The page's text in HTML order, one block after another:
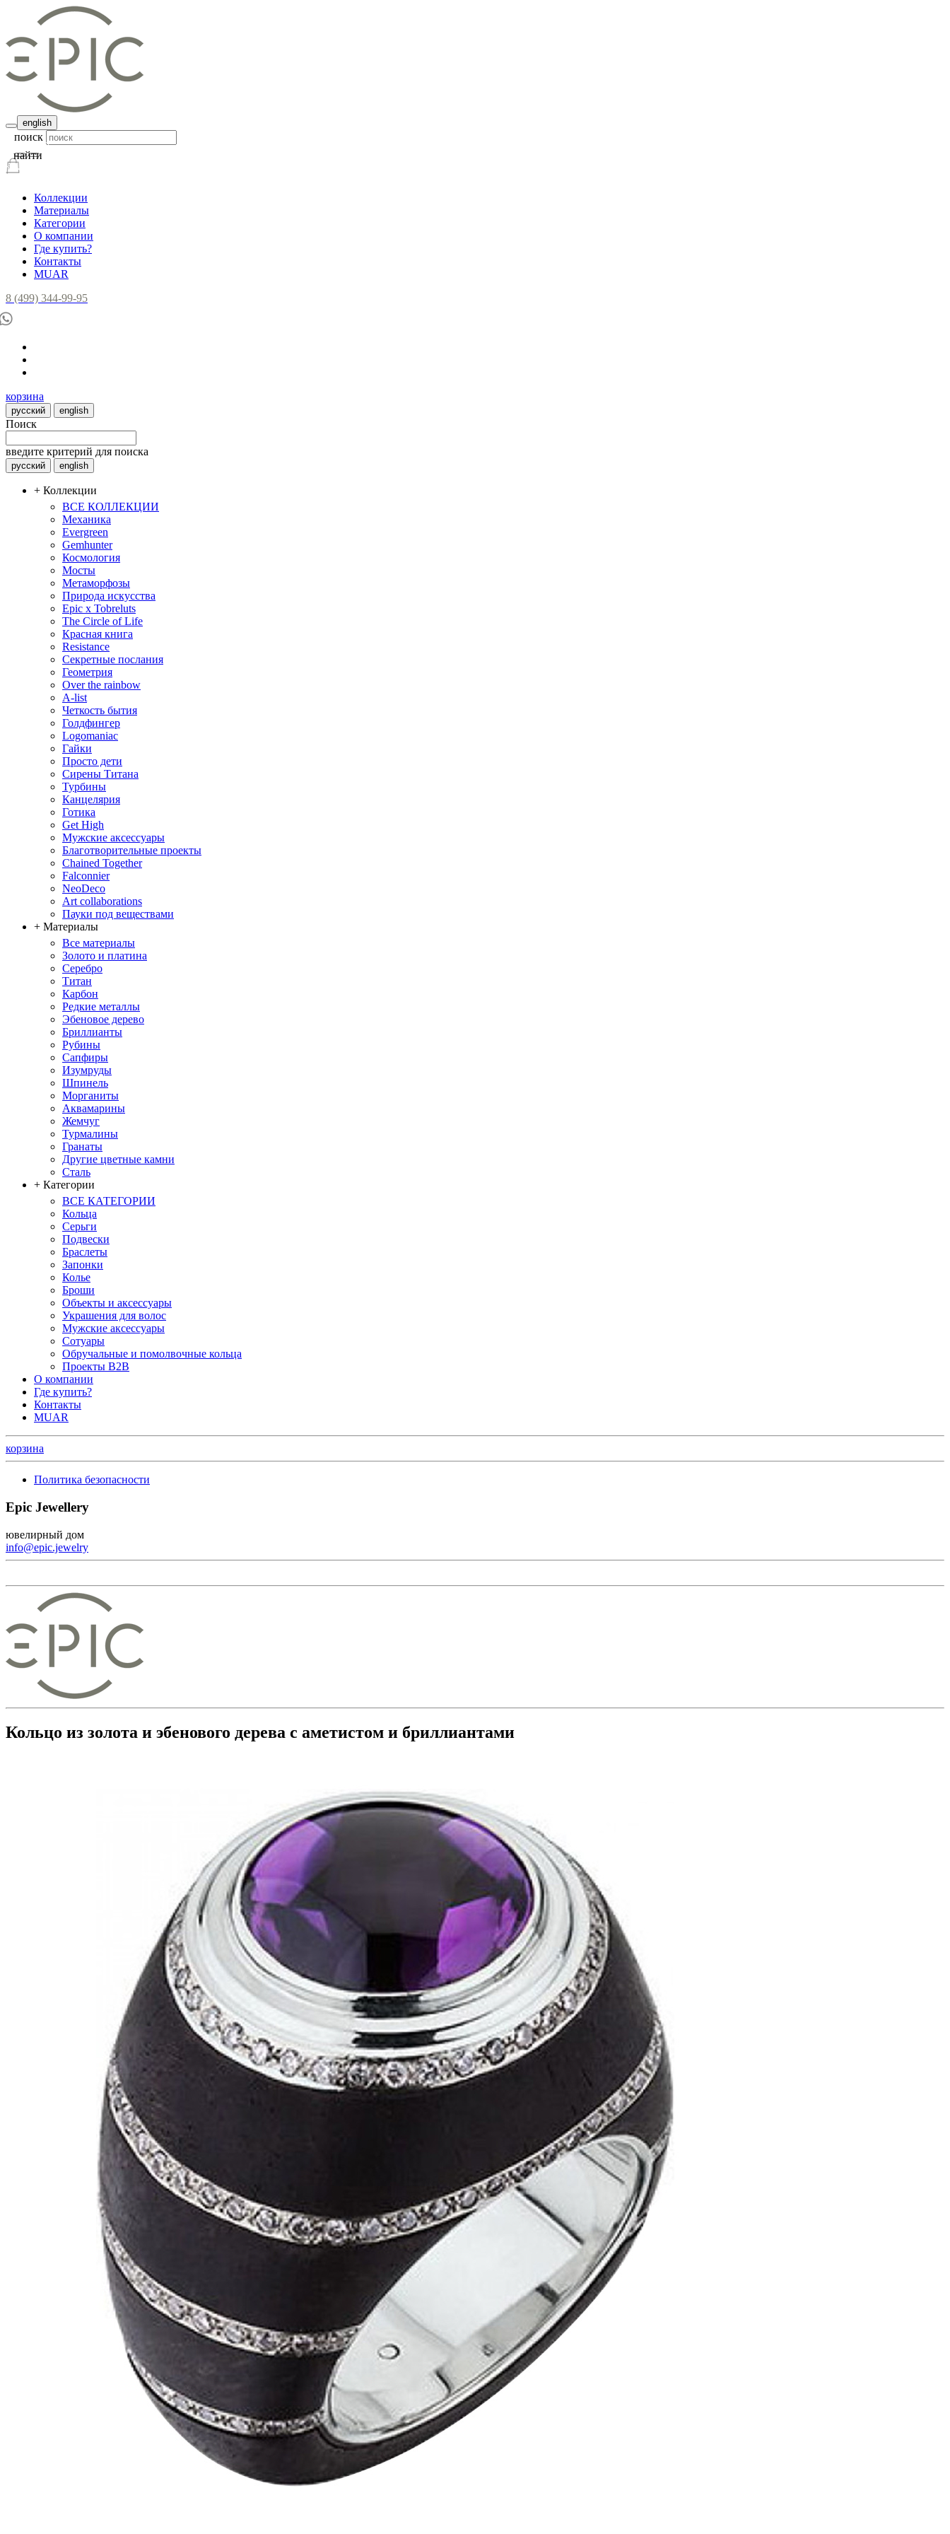
english
поиск
Коллекции
Материалы
Категории
О компании
Где купить?
Контакты
MUAR
8 (499) 344-99-95
корзина
русский english
Поиск
найти
введите критерий для поиска
русский english
+ Коллекции
ВСЕ КОЛЛЕКЦИИ
Механика
Evergreen
Gemhunter
Космология
Мосты
Метаморфозы
Природа искусства
Epic x Tobreluts
The Circle of Life
Красная книга
Resistance
Секретные послания
Геометрия
Over the rainbow
A-list
Четкость бытия
Голдфингер
Logomaniac
Гайки
Просто дети
Сирены Титана
Турбины
Канцелярия
Готика
Get High
Мужские аксессуары
Благотворительные проекты
Chained Together
Falconnier
NeoDeco
Аrt collaborations
Пауки под веществами
+ Материалы
Все материалы
Золото и платина
Серебро
Титан
Карбон
Редкие металлы
Эбеновое дерево
Бриллианты
Рубины
Сапфиры
Изумруды
Шпинель
Морганиты
Аквамарины
Жемчуг
Турмалины
Гранаты
Другие цветные камни
Сталь
+ Категории
ВСЕ КАТЕГОРИИ
Кольца
Серьги
Подвески
Браслеты
Запонки
Колье
Броши
Объекты и аксессуары
Украшения для волос
Мужские аксессуары
Сотуары
Обручальные и помолвочные кольца
Проекты B2B
О компании
Где купить?
Контакты
MUAR
корзина
Политика безопасности
Epic Jewellery
ювелирный дом
info@epic.jewelry
Кольцо из золота и эбенового дерева с аметистом и бриллиантами